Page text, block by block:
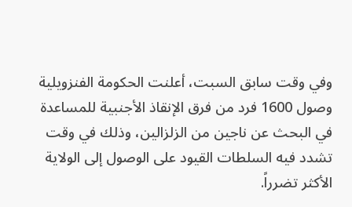
وفي وقت سابق السبت، أعلنت الحكومة الفنزويلية
وصول 1600 فرد من فرق الإنقاذ الأجنبية للمساعدة
في البحث عن ناجين من الزلزالين، وذلك في وقت
تشدد فيه السلطات القيود على الوصول إلى الولاية
الأكثر تضرراً.